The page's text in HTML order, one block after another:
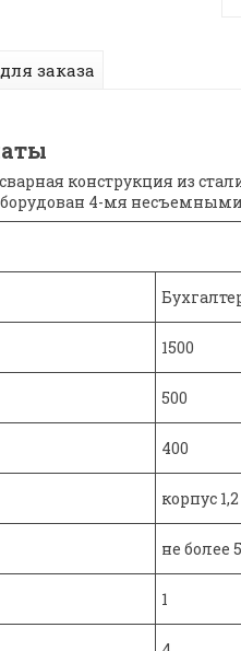
заказа
конструкция из
4-мя
1500
500
400
корпус 1,2
не более
1